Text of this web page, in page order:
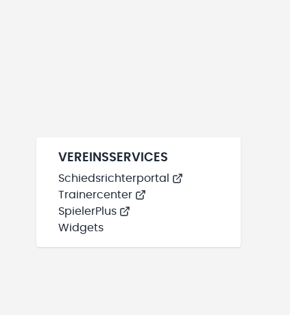
VEREINSSERVICES
Schiedsrichterportal
Trainercenter
SpielerPlus
Widgets